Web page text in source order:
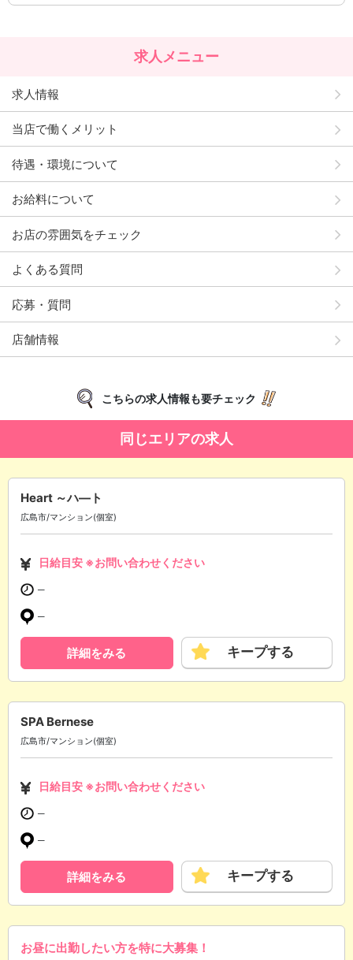
求人メニュー
求人情報
当店で働くメリット
待遇・環境について
お給料について
お店の雰囲気をチェック
よくある質問
応募・質問
店舗情報
こちらの求人情報も要チェック
同じエリアの求人
Heart ～ハ—ト
広島市/マンション(個室)
日給目安 ※お問い合わせください
─
─
詳細をみる キープする
SPA Bernese
広島市/マンション(個室)
日給目安 ※お問い合わせください
─
─
詳細をみる キープする
お昼に出勤したい方を特に大募集！